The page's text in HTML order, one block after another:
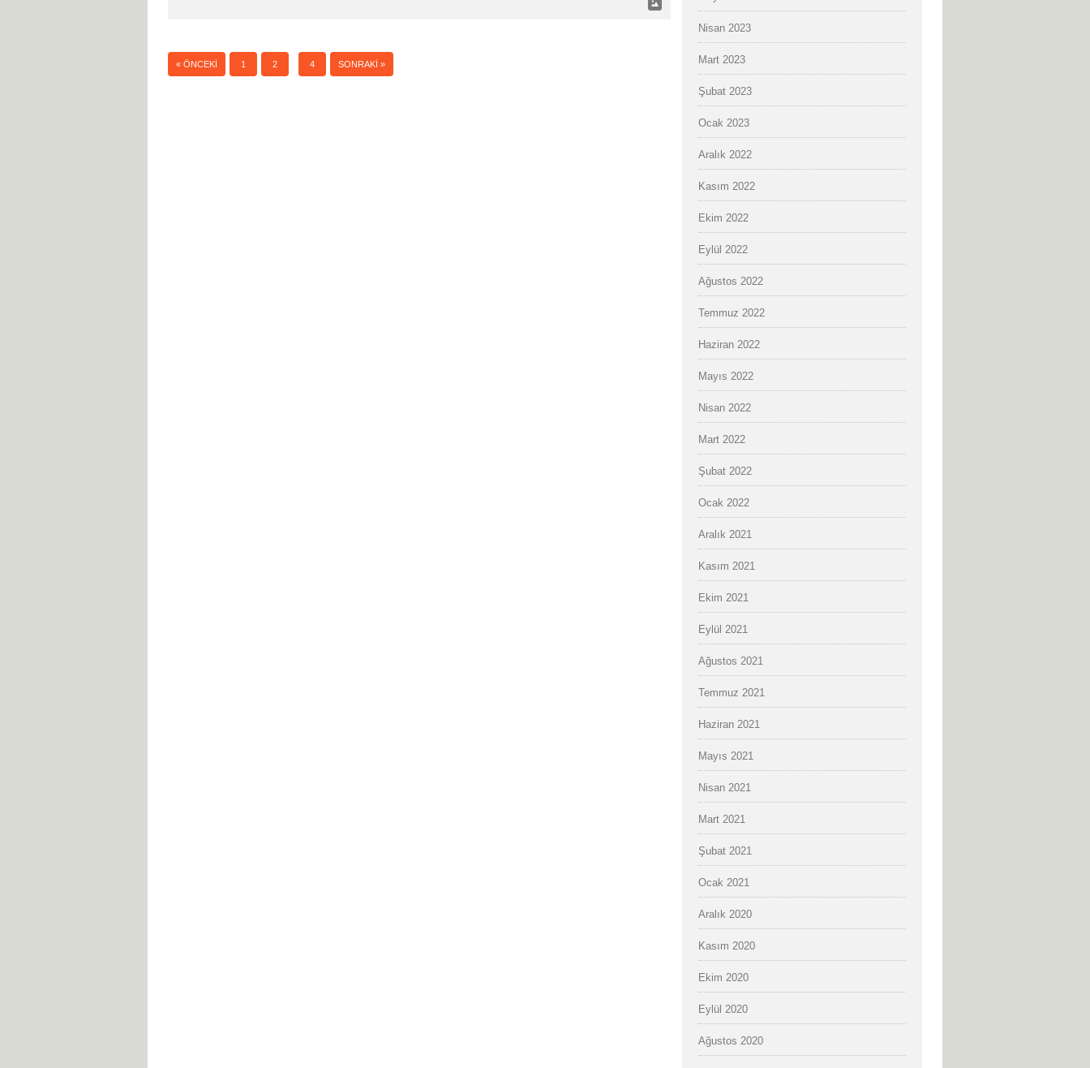
« ÖNCEKI 1 2 4 SONRAKI »
Nisan 2023
Mart 2023
Şubat 2023
Ocak 2023
Aralık 2022
Kasım 2022
Ekim 2022
Eylül 2022
Ağustos 2022
Temmuz 2022
Haziran 2022
Mayıs 2022
Nisan 2022
Mart 2022
Şubat 2022
Ocak 2022
Aralık 2021
Kasım 2021
Ekim 2021
Eylül 2021
Ağustos 2021
Temmuz 2021
Haziran 2021
Mayıs 2021
Nisan 2021
Mart 2021
Şubat 2021
Ocak 2021
Aralık 2020
Kasım 2020
Ekim 2020
Eylül 2020
Ağustos 2020